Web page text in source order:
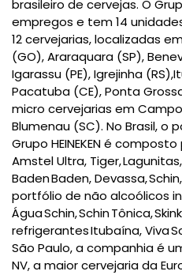
brasileiro de cervejas. O
empregos e tem 14
12 cervejarias, localizadas
(GO), Araraquara (SP),
Igarassu (PE), Igrejinha
Pacatuba (CE), Ponta
micro cervejarias em
Blumenau (SC). No Brasil, o
Grupo HEINEKEN é
Amstel Ultra, Tiger,
Baden Baden, Devassa,
portfólio de não alcoólicos
Água Schin, Schin Tônica,
refrigerantes Itubaína, Viva
São Paulo, a companhia é
NV, a maior cervejaria da